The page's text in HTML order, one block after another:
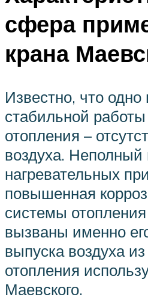
сфера
крана
Известно, что одно
стабильной
отопления –
воздуха. Неполный
нагревательных
повышенная
системы
вызваны именно
выпуска воздуха
отопления
Маевского.